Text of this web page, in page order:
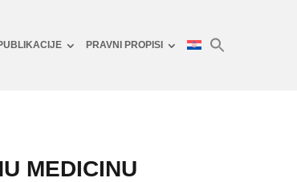
PRAVNI PROPISI
MEDICINU